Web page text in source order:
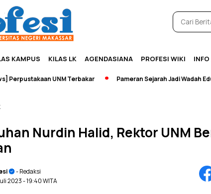
KAMPUS KILAS LK AGENDASIANA PROFESI WIKI
UNM Terbakar Pameran Sejarah Jadi Wadah
Nurdin Halid, Rektor UNM
- Redaksi
2023- 19:40 WITA